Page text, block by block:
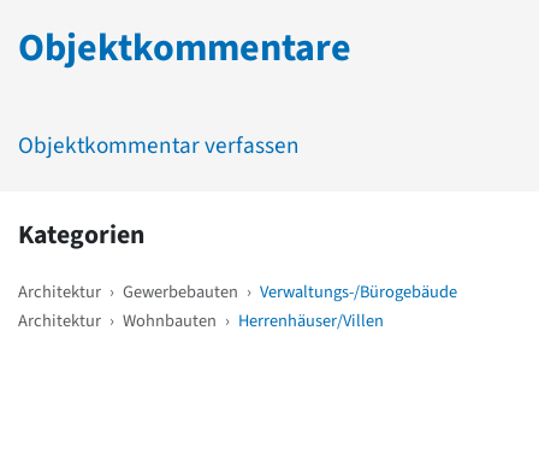
Objektkommentare
Objektkommentar verfassen
Kategorien
Architektur › Gewerbebauten › Verwaltungs-/Bürogebäude
Architektur › Wohnbauten › Herrenhäuser/Villen